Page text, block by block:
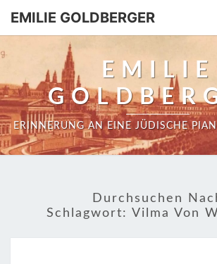
EMILIE GOLDBERGER
EMILIE
ERINNERUNG AN EINE JÜDISCHE
Durchsuchen
Schlagwort: Vilma Von